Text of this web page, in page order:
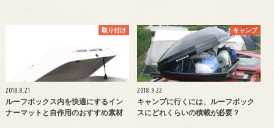
取り付け
2018.8.21
ルーフボックス内を快適にするイン
ナーマットと自作用のおすすめ素材
キャンプ
2018.9.22
キャンプに行くには、ルーフボック
スにどれくらいの積載が必要？